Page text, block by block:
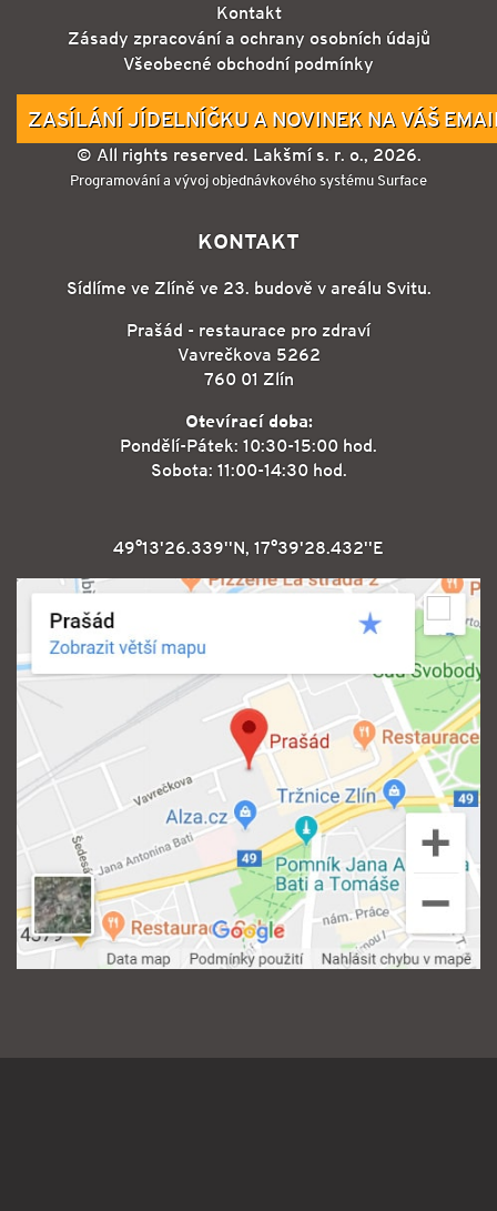
Kontakt
Zásady zpracování a ochrany osobních údajů
Všeobecné obchodní podmínky
ZASÍLÁNÍ JÍDELNÍČKU A NOVINEK NA VÁŠ
© All rights reserved. Lakšmí s. r. o., 2026.
Programování a vývoj objednávkového systému Surface
KONTAKT
Sídlíme ve Zlíně ve 23. budově v areálu Svitu.
Prašád - restaurace pro zdraví
Vavrečkova 5262
760 01 Zlín
Otevírací doba:
Pondělí-Pátek: 10:30-15:00 hod.
Sobota: 11:00-14:30 hod.
49°13'26.339''N, 17°39'28.432''E